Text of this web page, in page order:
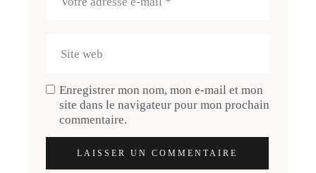
Enregistrer mon nom, mon e-mail et mon
site dans le navigateur pour mon prochain
commentaire.
LAISSER UN COMMENTAIRE